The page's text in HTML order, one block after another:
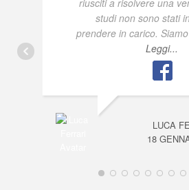
studi non sono stati
prendere in carico.
Leggi...
LUCA
18